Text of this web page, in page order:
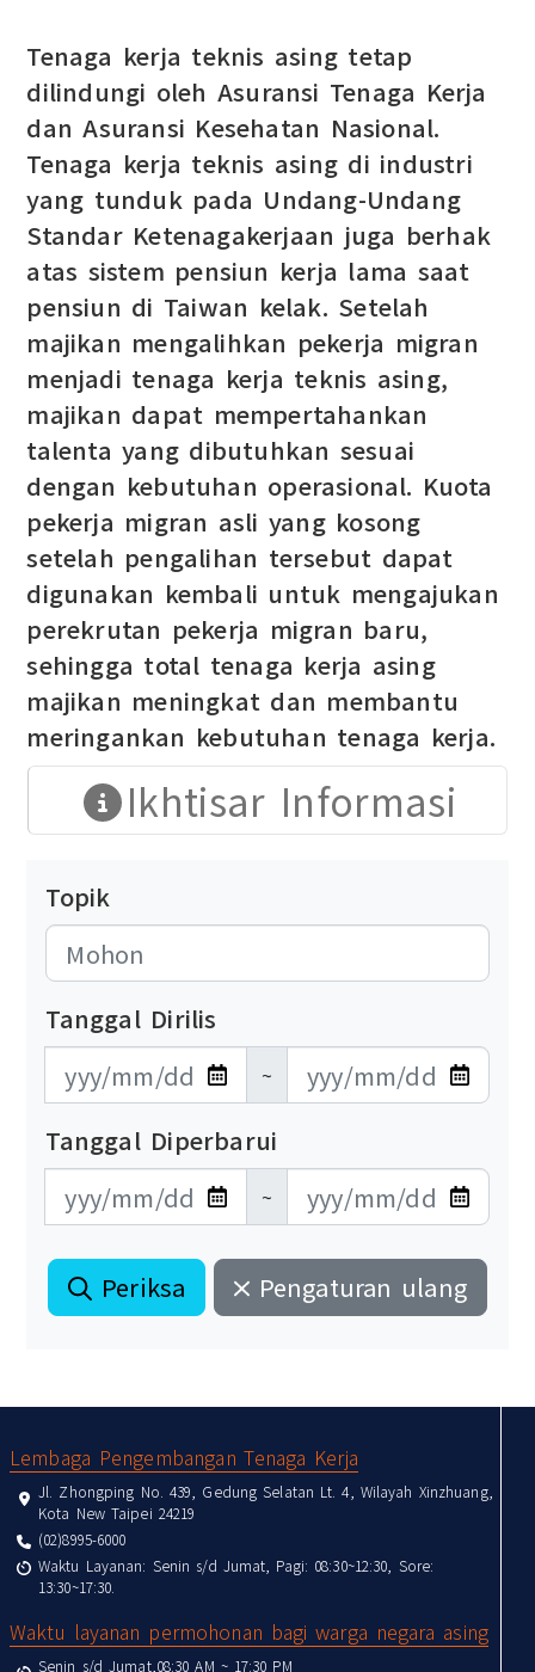
Tenaga kerja teknis asing tetap
dilindungi oleh Asuransi Tenaga Kerja
dan Asuransi Kesehatan Nasional.
Tenaga kerja teknis asing di industri
yang tunduk pada Undang-Undang
Standar Ketenagakerjaan juga berhak
atas sistem pensiun kerja lama saat
pensiun di Taiwan kelak. Setelah
majikan mengalihkan pekerja migran
menjadi tenaga kerja teknis asing,
majikan dapat mempertahankan
talenta yang dibutuhkan sesuai
dengan kebutuhan operasional. Kuota
pekerja migran asli yang kosong
setelah pengalihan tersebut dapat
digunakan kembali untuk mengajukan
perekrutan pekerja migran baru,
sehingga total tenaga kerja asing
majikan meningkat dan membantu
meringankan kebutuhan tenaga kerja.
Ikhtisar Informasi
Topik
Tanggal Dirilis
發布日期開始
~
發布日期結束
Tanggal Diperbarui
更新日期開始
~
更新日期結束
Periksa Pengaturan ulang
Lembaga Pengembangan Tenaga Kerja
Jl. Zhongping No. 439, Gedung Selatan Lt. 4, Wilayah Xinzhuang,
Kota New Taipei 24219
(02)8995-6000
Waktu Layanan: Senin s/d Jumat, Pagi: 08:30~12:30, Sore:
13:30~17:30.
Waktu layanan permohonan bagi warga negara asing
Senin s/d Jumat,08:30 AM ~ 17:30 PM